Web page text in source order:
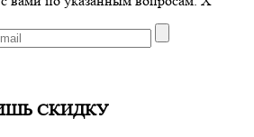
СКИДКУ